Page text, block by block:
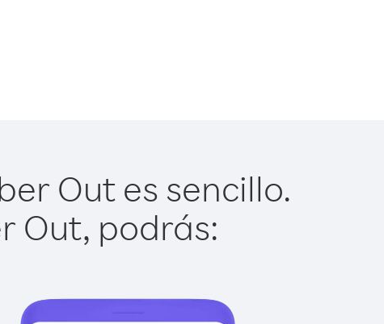
Out es sencillo.
Out, podrás: